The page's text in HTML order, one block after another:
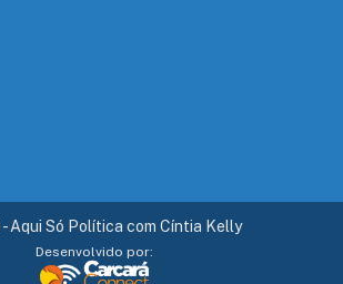
Aqui Só Política com Cíntia Kelly
Desenvolvido por: